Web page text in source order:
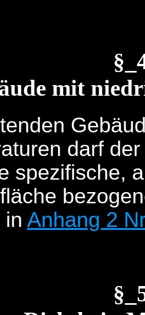
mit
darf
spezifische,
in Anhang 2